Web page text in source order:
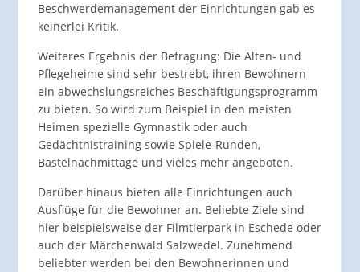
Beschwerdemanagement der Einrichtungen gab es
keinerlei Kritik.
Weiteres Ergebnis der Befragung: Die Alten- und
Pflegeheime sind sehr bestrebt, ihren Bewohnern
ein abwechslungsreiches Beschäftigungsprogramm
zu bieten. So wird zum Beispiel in den meisten
Heimen spezielle Gymnastik oder auch
Gedächtnistraining sowie Spiele-Runden,
Bastelnachmittage und vieles mehr angeboten.
Darüber hinaus bieten alle Einrichtungen auch
Ausflüge für die Bewohner an. Beliebte Ziele sind
hier beispielsweise der Filmtierpark in Eschede oder
auch der Märchenwald Salzwedel. Zunehmend
beliebter werden bei den Bewohnerinnen und